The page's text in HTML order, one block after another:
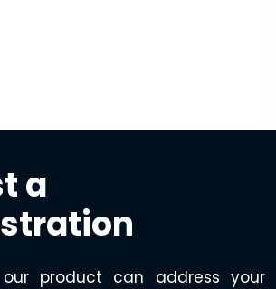
a
our product can address your